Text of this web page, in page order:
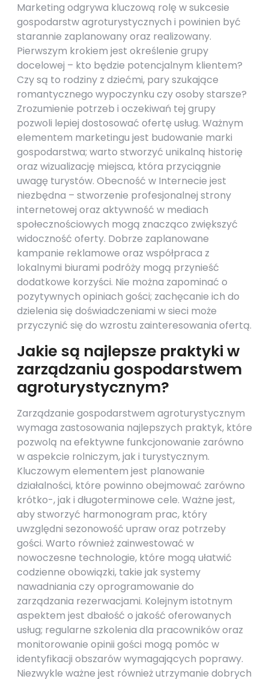
Marketing odgrywa kluczową rolę w sukcesie
gospodarstw agroturystycznych i powinien być
starannie zaplanowany oraz realizowany.
Pierwszym krokiem jest określenie grupy
docelowej – kto będzie potencjalnym klientem?
Czy są to rodziny z dziećmi, pary szukające
romantycznego wypoczynku czy osoby starsze?
Zrozumienie potrzeb i oczekiwań tej grupy
pozwoli lepiej dostosować ofertę usług. Ważnym
elementem marketingu jest budowanie marki
gospodarstwa; warto stworzyć unikalną historię
oraz wizualizację miejsca, która przyciągnie
uwagę turystów. Obecność w Internecie jest
niezbędna – stworzenie profesjonalnej strony
internetowej oraz aktywność w mediach
społecznościowych mogą znacząco zwiększyć
widoczność oferty. Dobrze zaplanowane
kampanie reklamowe oraz współpraca z
lokalnymi biurami podróży mogą przynieść
dodatkowe korzyści. Nie można zapominać o
pozytywnych opiniach gości; zachęcanie ich do
dzielenia się doświadczeniami w sieci może
przyczynić się do wzrostu zainteresowania ofertą.
Jakie są najlepsze praktyki w
zarządzaniu gospodarstwem
agroturystycznym?
Zarządzanie gospodarstwem agroturystycznym
wymaga zastosowania najlepszych praktyk, które
pozwolą na efektywne funkcjonowanie zarówno
w aspekcie rolniczym, jak i turystycznym.
Kluczowym elementem jest planowanie
działalności, które powinno obejmować zarówno
krótko-, jak i długoterminowe cele. Ważne jest,
aby stworzyć harmonogram prac, który
uwzględni sezonowość upraw oraz potrzeby
gości. Warto również zainwestować w
nowoczesne technologie, które mogą ułatwić
codzienne obowiązki, takie jak systemy
nawadniania czy oprogramowanie do
zarządzania rezerwacjami. Kolejnym istotnym
aspektem jest dbałość o jakość oferowanych
usług; regularne szkolenia dla pracowników oraz
monitorowanie opinii gości mogą pomóc w
identyfikacji obszarów wymagających poprawy.
Niezwykle ważne jest również utrzymanie dobrych